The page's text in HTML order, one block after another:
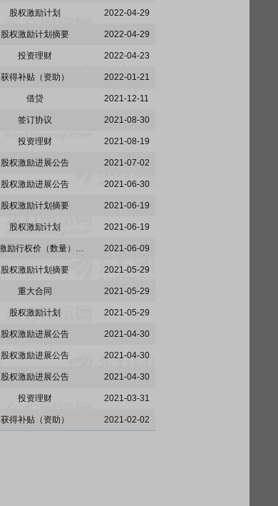
股权激励计划 2022-04-29
股权激励计划摘要 2022-04-29
投资理财 2022-04-23
获得补贴（资助） 2022-01-21
借贷 2021-12-11
签订协议 2021-08-30
投资理财 2021-08-19
股权激励进展公告 2021-07-02
股权激励进展公告 2021-06-30
股权激励计划摘要 2021-06-19
股权激励计划 2021-06-19
股权激励行权价（数量）调整 2021-06-09
股权激励计划摘要 2021-05-29
重大合同 2021-05-29
股权激励计划 2021-05-29
股权激励进展公告 2021-04-30
股权激励进展公告 2021-04-30
股权激励进展公告 2021-04-30
投资理财 2021-03-31
获得补贴（资助） 2021-02-02